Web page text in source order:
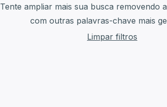
Tente ampliar mais sua busca removendo
com outras palavras-chave mais
Limpar filtros